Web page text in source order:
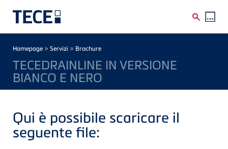
Breadcrumb
Homepage » Servizi » Brochure
TECEDRAINLINE IN VERSIONE
BIANCO E NERO
Qui è possibile scaricare il
seguente file: